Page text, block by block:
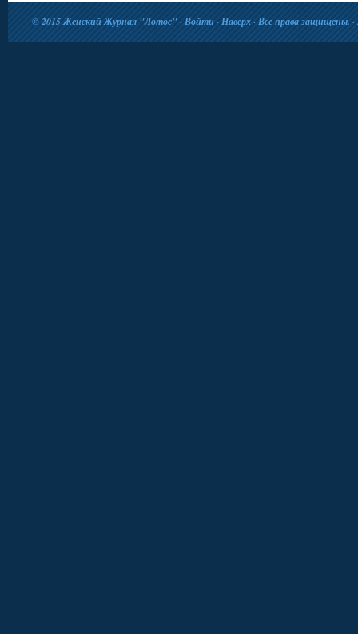
© 2015Женский Журнал "Лотос"·Войти·Наверх· Все права защищены.